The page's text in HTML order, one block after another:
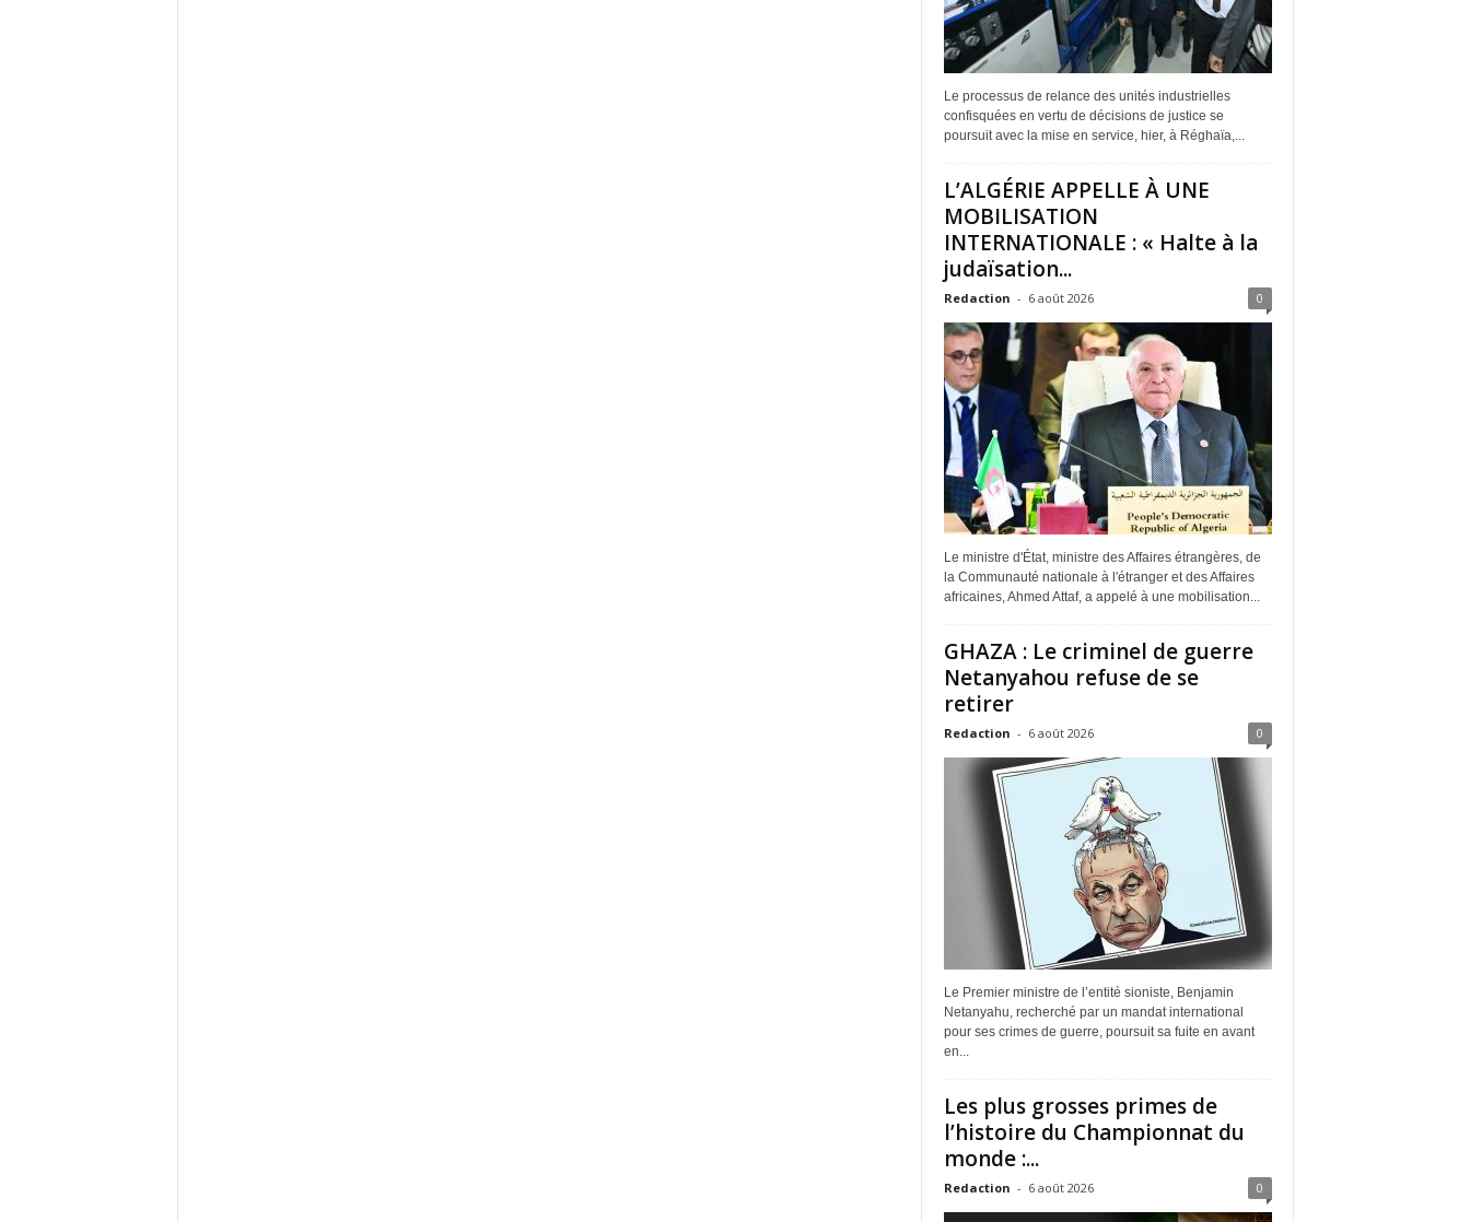
Le processus de relance des unités industrielles
confisquées en vertu de décisions de justice se
poursuit avec la mise en service, hier, à Réghaïa,...
L’ALGÉRIE APPELLE À UNE
MOBILISATION
INTERNATIONALE : « Halte à la
judaïsation...
Redaction - 6 août 2026 0
Le ministre d'État, ministre des Affaires étrangères, de
la Communauté nationale à l'étranger et des Affaires
africaines, Ahmed Attaf, a appelé à une mobilisation...
GHAZA : Le criminel de guerre
Netanyahou refuse de se
retirer
Redaction - 6 août 2026 0
Le Premier ministre de l’entité sioniste, Benjamin
Netanyahu, recherché par un mandat international
pour ses crimes de guerre, poursuit sa fuite en avant
en...
Les plus grosses primes de
l’histoire du Championnat du
monde :...
Redaction - 6 août 2026 0